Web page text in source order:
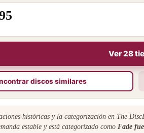
Ver 28
discos similares
históricas y la categorización en The
estable y está categorizado como Fade